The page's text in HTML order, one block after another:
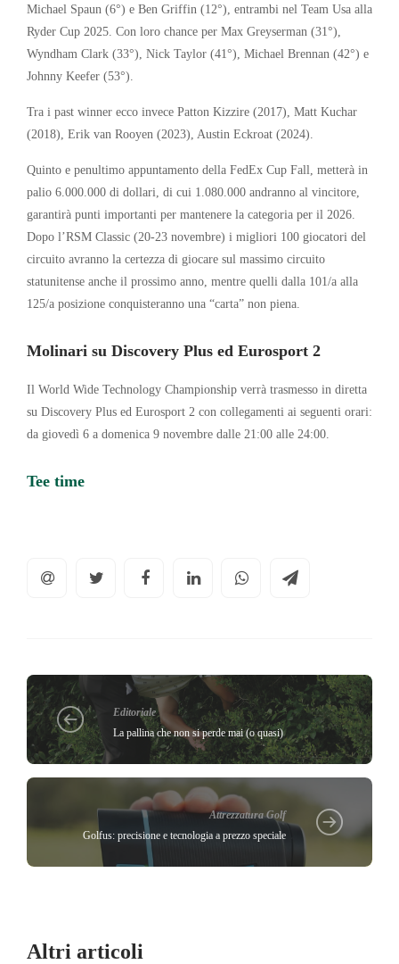
Michael Spaun (6°) e Ben Griffin (12°), entrambi nel Team Usa alla
Ryder Cup 2025. Con loro chance per Max Greyserman (31°),
Wyndham Clark (33°), Nick Taylor (41°), Michael Brennan (42°) e
Johnny Keefer (53°).
Tra i past winner ecco invece Patton Kizzire (2017), Matt Kuchar
(2018), Erik van Rooyen (2023), Austin Eckroat (2024).
Quinto e penultimo appuntamento della FedEx Cup Fall, metterà in
palio 6.000.000 di dollari, di cui 1.080.000 andranno al vincitore,
garantirà punti importanti per mantenere la categoria per il 2026.
Dopo l’RSM Classic (20-23 novembre) i migliori 100 giocatori del
circuito avranno la certezza di giocare sul massimo circuito
statunitense anche il prossimo anno, mentre quelli dalla 101/a alla
125/a posizione conquisteranno una “carta” non piena.
Molinari su Discovery Plus ed Eurosport 2
Il World Wide Technology Championship verrà trasmesso in diretta
su Discovery Plus ed Eurosport 2 con collegamenti ai seguenti orari:
da giovedì 6 a domenica 9 novembre dalle 21:00 alle 24:00.
Tee time
Editoriale
La pallina che non si perde mai (o quasi)
Attrezzatura Golf
Golfus: precisione e tecnologia a prezzo speciale
Altri articoli